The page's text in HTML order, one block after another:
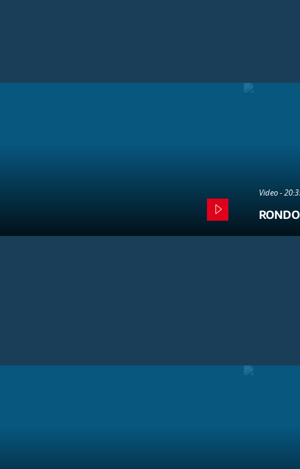
Video -